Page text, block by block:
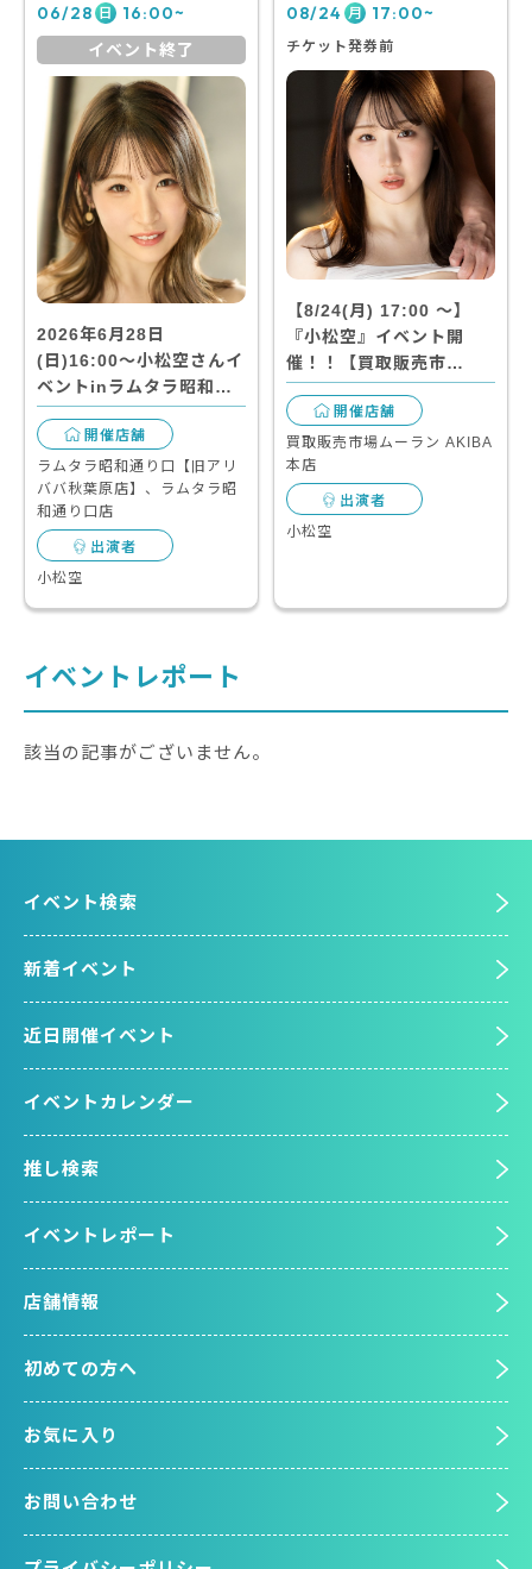
06/28 日 16:00~
イベント終了
2026年6月28日
(日)16:00～小松空さんイ
ベントinラムタラ昭和…
開催店舗
ラムタラ昭和通り口【旧アリ
ババ秋葉原店】、ラムタラ昭
和通り口店
出演者
小松空
08/24 月 17:00~
チケット発券前
【8/24(月) 17:00 〜】
『⼩松空』イベント開
催！！【買取販売市…
開催店舗
買取販売市場ムーラン AKIBA
本店
出演者
小松空
イベントレポート
該当の記事がございません。
イベント検索
新着イベント
近日開催イベント
イベントカレンダー
推し検索
イベントレポート
店舗情報
初めての方へ
お気に入り
お問い合わせ